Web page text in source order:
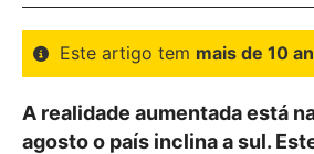
Este artigo tem mais de 10
A realidade aumentada está
agosto o país inclina a sul.